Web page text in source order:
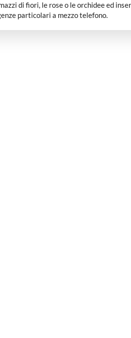
di fiori, le rose o le orchidee ed
particolari a mezzo telefono.